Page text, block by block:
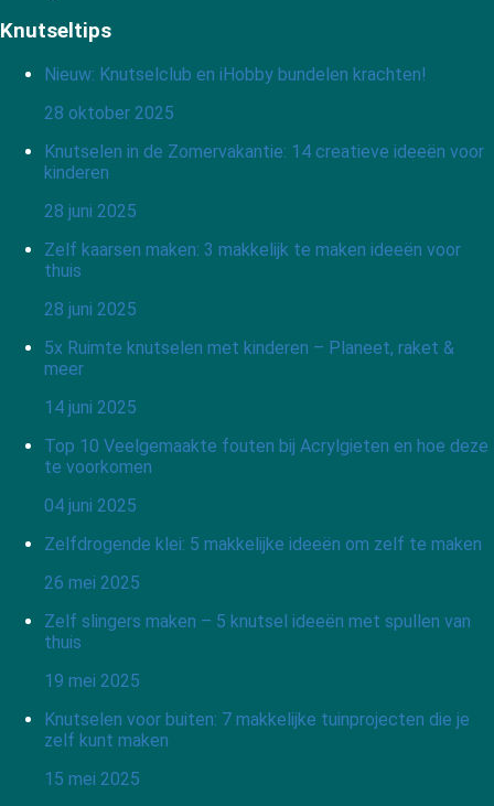
Knutseltips
Nieuw: Knutselclub en iHobby bundelen krachten!
28 oktober 2025
Knutselen in de Zomervakantie: 14 creatieve ideeën voor
kinderen
28 juni 2025
Zelf kaarsen maken: 3 makkelijk te maken ideeën voor
thuis
28 juni 2025
5x Ruimte knutselen met kinderen – Planeet, raket &
meer
14 juni 2025
Top 10 Veelgemaakte fouten bij Acrylgieten en hoe deze
te voorkomen
04 juni 2025
Zelfdrogende klei: 5 makkelijke ideeën om zelf te maken
26 mei 2025
Zelf slingers maken – 5 knutsel ideeën met spullen van
thuis
19 mei 2025
Knutselen voor buiten: 7 makkelijke tuinprojecten die je
zelf kunt maken
15 mei 2025